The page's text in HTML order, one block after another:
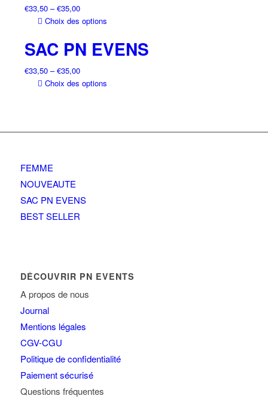
€33,50–€35,00
Choix des options
SAC PN EVENS
€33,50–€35,00
Choix des options
FEMME
NOUVEAUTE
SAC PN EVENS
BEST SELLER
DÉCOUVRIR PN EVENTS
A propos de nous
Journal
Mentions légales
CGV-CGU
Politique de confidentialité
Paiement sécurisé
Questions fréquentes